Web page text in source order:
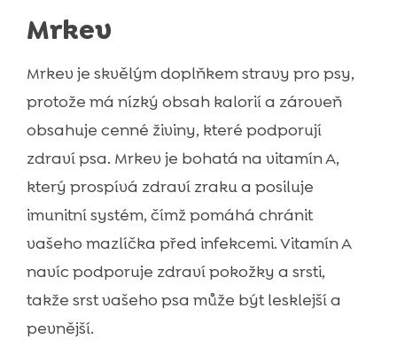
Mrkev
Mrkev je skvělým doplňkem stravy pro psy,
protože má nízký obsah kalorií a zároveň
obsahuje cenné živiny, které podporují
zdraví psa. Mrkev je bohatá na vitamín A,
který prospívá zdraví zraku a posiluje
imunitní systém, čímž pomáhá chránit
vašeho mazlíčka před infekcemi. Vitamín A
navíc podporuje zdraví pokožky a srsti,
takže srst vašeho psa může být lesklejší a
pevnější.